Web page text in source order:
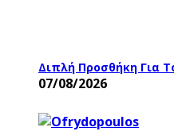
Διπλή Προσθήκη Για
07/08/2026